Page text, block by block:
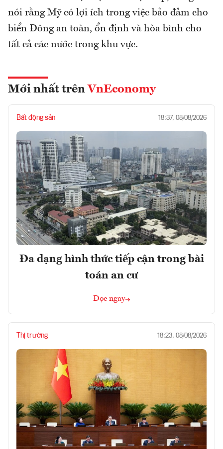
nói rằng Mỹ có lợi ích trong việc bảo đảm cho
biển Đông an toàn, ổn định và hòa bình cho
tất cả các nước trong khu vực.
Mới nhất trên VnEconomy
Bất động sản 18:37, 08/08/2026
Đa dạng hình thức tiếp cận trong bài
toán an cư
Đọc ngay
Thị trường 18:23, 08/08/2026